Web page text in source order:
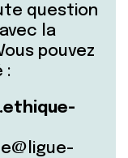
question
la
pouvez
: